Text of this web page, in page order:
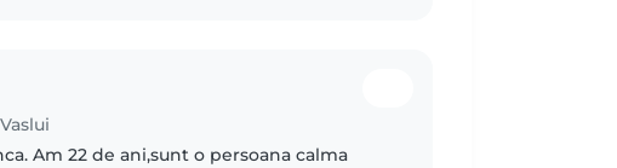
Am 22 de ani,sunt o persoana calma